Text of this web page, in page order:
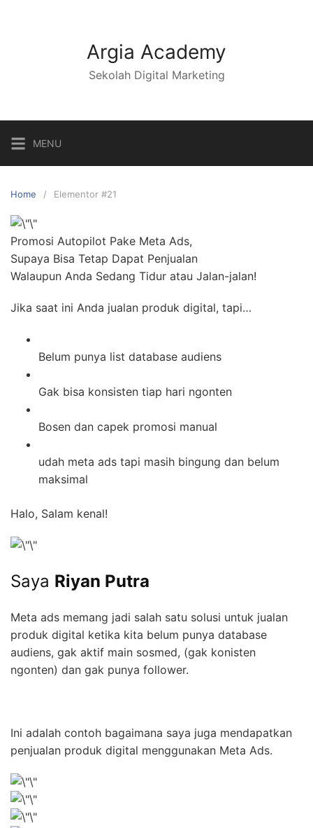
Argia Academy
Sekolah Digital Marketing
MENU
Home Elementor #21
Promosi Autopilot Pake Meta Ads,
Supaya Bisa Tetap Dapat Penjualan
Walaupun Anda Sedang Tidur atau Jalan-jalan!
Jika saat ini Anda jualan produk digital, tapi…
Belum punya list database audiens
Gak bisa konsisten tiap hari ngonten
Bosen dan capek promosi manual
udah meta ads tapi masih bingung dan belum
maksimal
Halo, Salam kenal!
Saya Riyan Putra
Meta ads memang jadi salah satu solusi untuk jualan
produk digital ketika kita belum punya database
audiens, gak aktif main sosmed, (gak konisten
ngonten) dan gak punya follower.
Ini adalah contoh bagaimana saya juga mendapatkan
penjualan produk digital menggunakan Meta Ads.